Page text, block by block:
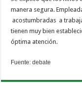
manera segura.
acostumbradas a
tienen muy bien
óptima atención.
Fuente: debate